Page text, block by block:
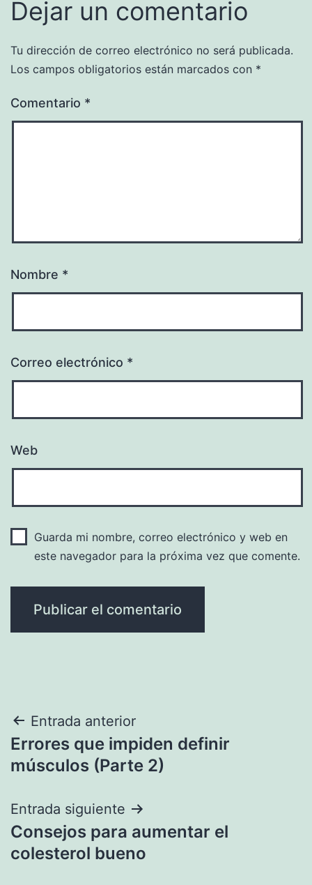
Dejar un comentario
Tu dirección de correo electrónico no será publicada.
Los campos obligatorios están marcados con *
Comentario *
Nombre *
Correo electrónico *
Web
Guarda mi nombre, correo electrónico y web en
este navegador para la próxima vez que comente.
Navegación
de
Entrada anterior
Errores que impiden definir
músculos (Parte 2)
Entrada siguiente
Consejos para aumentar el
colesterol bueno